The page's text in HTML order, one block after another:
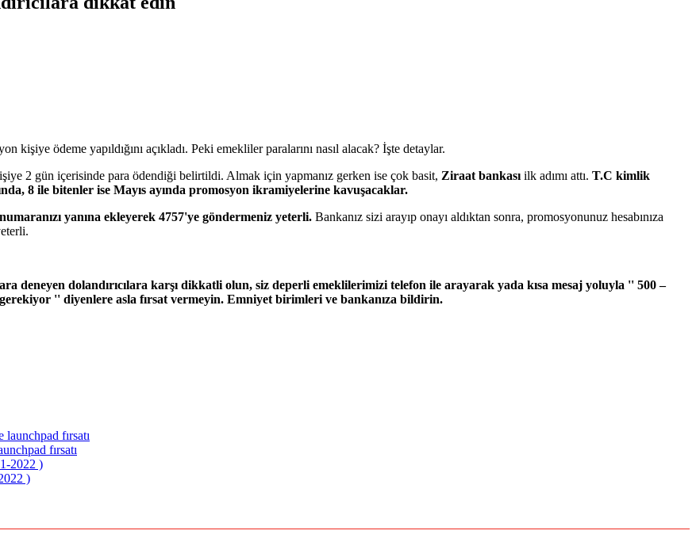
ödeme yapıldığını açıkladı. Peki emekliler paralarını nasıl alacak? İşte detaylar.
2 gün içerisinde para ödendiği belirtildi. Almak için yapmanız gerken ise çok basit, Ziraat bankası ilk adımı attı. T.C kimlik
8 ile bitenler ise Mayıs ayında promosyon ikramiyelerine kavuşacaklar.
yanına ekleyerek 4757'ye göndermeniz yeterli. Bankanız sizi arayıp onayı aldıktan sonra, promosyonunuz hesabınıza
deneyen dolandırıcılara karşı dikkatli olun, siz deperli emeklilerimizi telefon ile arayarak yada kısa mesaj yoluyla '' 500 –
'' diyenlere asla fırsat vermeyin. Emniyet birimleri ve bankanıza bildirin.
fırsatı
)